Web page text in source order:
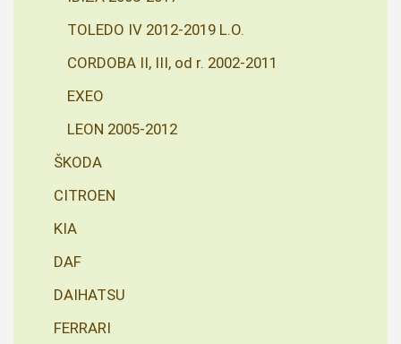
TOLEDO IV 2012-2019 L.O.
CORDOBA II, III, od r. 2002-2011
EXEO
LEON 2005-2012
ŠKODA
CITROEN
KIA
DAF
DAIHATSU
FERRARI